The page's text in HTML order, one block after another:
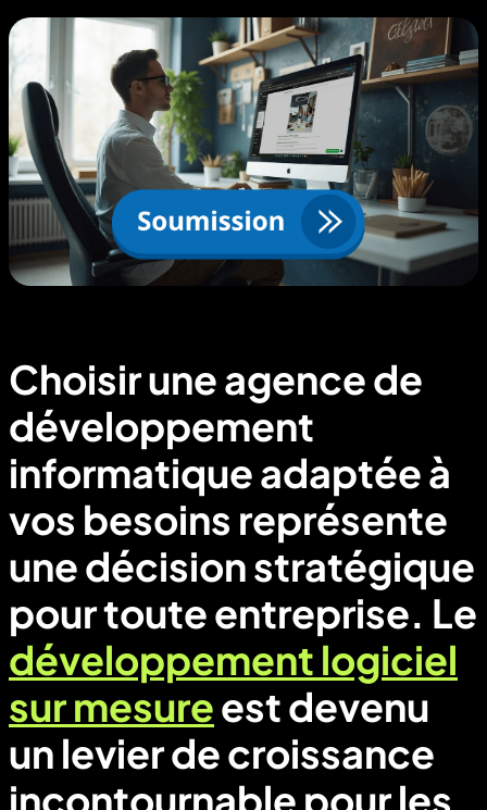
Choisir une agence de
développement
informatique adaptée à
vos besoins représente
une décision stratégique
pour toute entreprise. Le
développement logiciel
sur mesureest devenu
un levier de croissance
incontournable pour les